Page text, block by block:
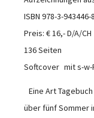
ISBN 978-3-943446-
Preis: € 16,- D/A/CH
136 Seiten
Softcover mit s-w-
Eine Art
über fünf Sommer